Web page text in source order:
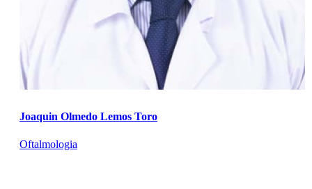
Joaquin Olmedo Lemos Toro
Oftalmologia